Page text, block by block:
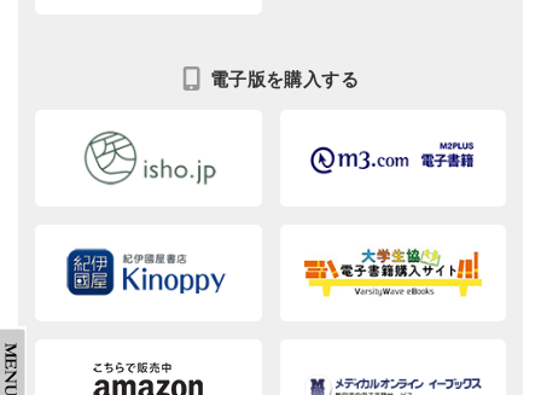
電子版を購入する